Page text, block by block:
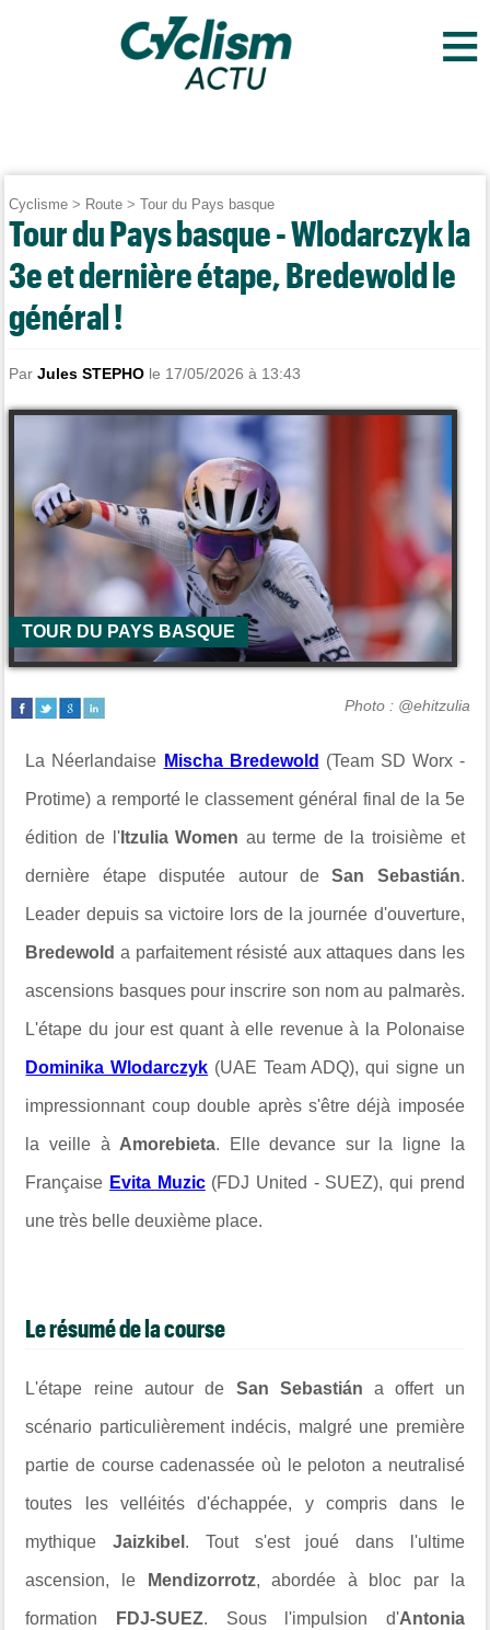
≡
Cyclisme > Route >Tour du Pays basque
Tour du Pays basque - Wlodarczyk la
3e et dernière étape, Bredewold le
général !
ParJules STEPHO le 17/05/2026 à 13:43
TOUR DU PAYS BASQUE
Photo : @ehitzulia
La Néerlandaise Mischa Bredewold (Team SD Worx -
Protime) a remporté le classement général final de la 5e
édition de l'Itzulia Women au terme de la troisième et
dernière étape disputée autour deSan Sebastián.
Leader depuis sa victoire lors de la journée d'ouverture,
Bredewolda parfaitement résisté aux attaques dans les
ascensions basques pour inscrire son nom au palmarès.
L'étape du jour est quant à elle revenue à la Polonaise
Dominika Wlodarczyk (UAE Team ADQ), qui signe un
impressionnant coup double après s'être déjà imposée
la veille à Amorebieta. Elle devance sur la ligne la
Française Evita Muzic(FDJ United - SUEZ), qui prend
une très belle deuxième place.
Le résumé de la course
L'étape reine autour de San Sebastián a offert un
scénario particulièrement indécis, malgré une première
partie de course cadenassée où le peloton a neutralisé
toutes les velléités d'échappée, y compris dans le
mythiqueJaizkibel . Tout s'est joué dans l'ultime
ascension, le Mendizorrotz, abordée à bloc par la
formation FDJ-SUEZ. Sous l'impulsion d'Antonia